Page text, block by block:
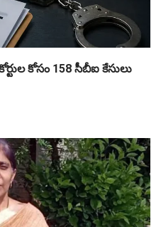
కోసం 158 సీబీఐ కేసులు